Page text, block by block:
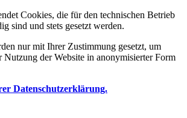
Cookies, die für den technischen Betrieb
sind und stets gesetzt werden.
nur mit Ihrer Zustimmung gesetzt, um
Nutzung der Website in anonymisierter Form
Datenschutzerklärung.